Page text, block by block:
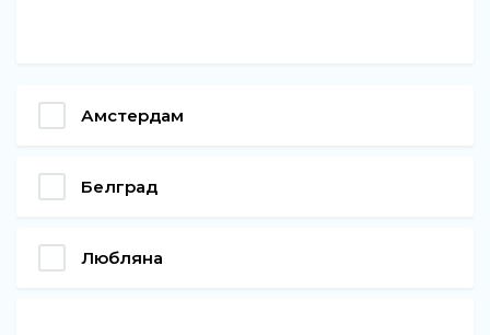
Амстердам
Белград
Любляна